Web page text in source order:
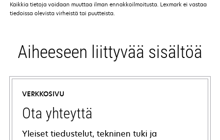
Kaikkia tietoja voidaan muuttaa ilman ennakkoilmoitusta. Lexmark ei vastaa
tiedoissa olevista virheistä tai puutteista.
Aiheeseen liittyvää sisältöä
VERKKOSIVU
Ota yhteyttä
Yleiset tiedustelut, tekninen tuki ja